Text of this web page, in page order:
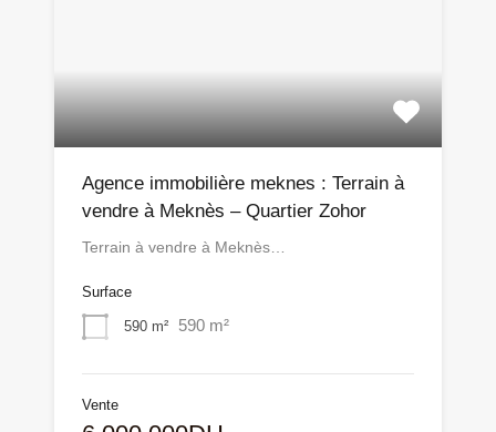
Agence immobilière meknes : Terrain à
vendre à Meknès – Quartier Zohor
Terrain à vendre à Meknès…
Surface
590 m² 590 m²
Vente